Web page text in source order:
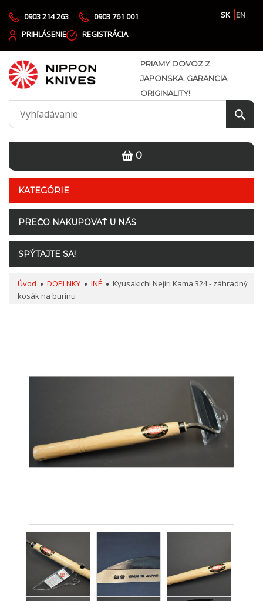
0903 214 263 0903 761 001 SK EN
PRIHLÁSENIE
REGISTRÁCIA
PRIAMY DOVOZ Z
JAPONSKA. GARANCIA
ORIGINALITY!
0
KATEGÓRIE
PREČO NAKUPOVAŤ U NÁS
SPÝTAJTE SA!
Úvod DOPLNKY INÉ
Kyusakichi Nejiri Kama 324 - záhradný
kosák na burinu